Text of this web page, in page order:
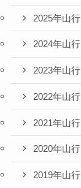
2025年山行
2024年山行
2023年山行
2022年山行
2021年山行
2020年山行
2019年山行